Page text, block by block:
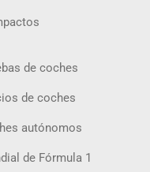
de coches
de coches
autónomos
de Fórmula 1